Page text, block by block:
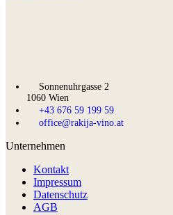
Sonnenuhrgasse 2
1060 Wien
+43 676 59 199 59
office@rakija-vino.at
Unternehmen
Kontakt
Impressum
Datenschutz
AGB